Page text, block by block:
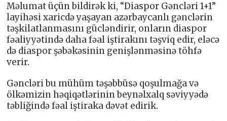
Məlumat üçün bildirək ki, “Diaspor Gəncləri 1+1”
layihəsi xaricdə yaşayan azərbaycanlı gənclərin
təşkilatlanmasını gücləndirir, onların diaspor
fəaliyyətində daha fəal iştirakını təşviq edir, eləcə
də diaspor şəbəkəsinin genişlənməsinə töhfə
verir.
Gəncləri bu mühüm təşəbbüsə qoşulmağa və
ölkəmizin həqiqətlərinin beynəlxalq səviyyədə
təbliğində fəal iştiraka dəvət edirik.